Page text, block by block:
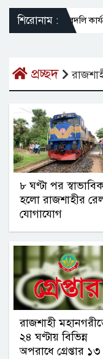
শিরোনাম :বদলি কার্যক্রম
প্রচ্ছদ
৮ ঘণ্টা পর
হলো রাজশাহীর
যোগাযোগ
রাজশাহী
২৪ ঘণ্টায় বিভিন্ন
অপরাধে গ্রেপ্তার ১৩